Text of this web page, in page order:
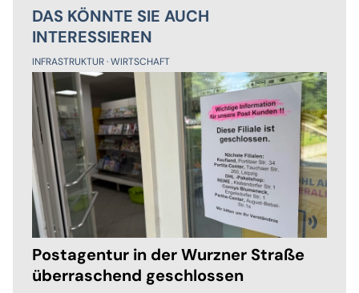
DAS KÖNNTE SIE AUCH
INTERESSIEREN
INFRASTRUKTUR WIRTSCHAFT
Postagentur in der Wurzner Straße
überraschend geschlossen